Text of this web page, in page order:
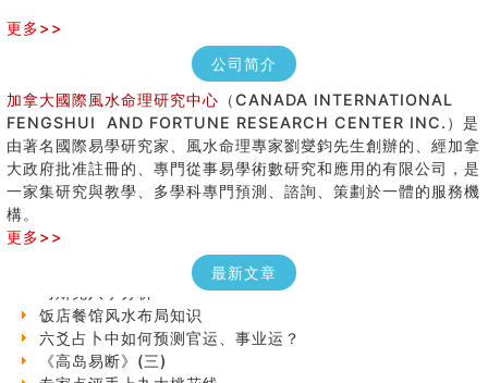
更多>>
公司简介
加拿大國際風水命理研究中心 （CANADA INTERNATIONAL
FENGSHUI AND FORTUNE RESEARCH CENTER INC.）是
由著名國際易學研究家、風水命理專家劉燮鈞先生創辦的、經加拿
大政府批准註冊的、專門從事易學術數研究和應用的有限公司，是
一家集研究與教學、多學科專門預測、諮詢、策劃於一體的服務機
構。
更多>>
最新文章
七夕节 我国唯一一个以女性为主角传统节日
手指饱满福运加身，这种手相福运在何处？
《高岛易断》(四)
民間風水知識九十四條
饭店餐馆风水布局知识
六爻占卜中如何预测官运、事业运？
《高岛易断》(三)
专家点评手上九大桃花线